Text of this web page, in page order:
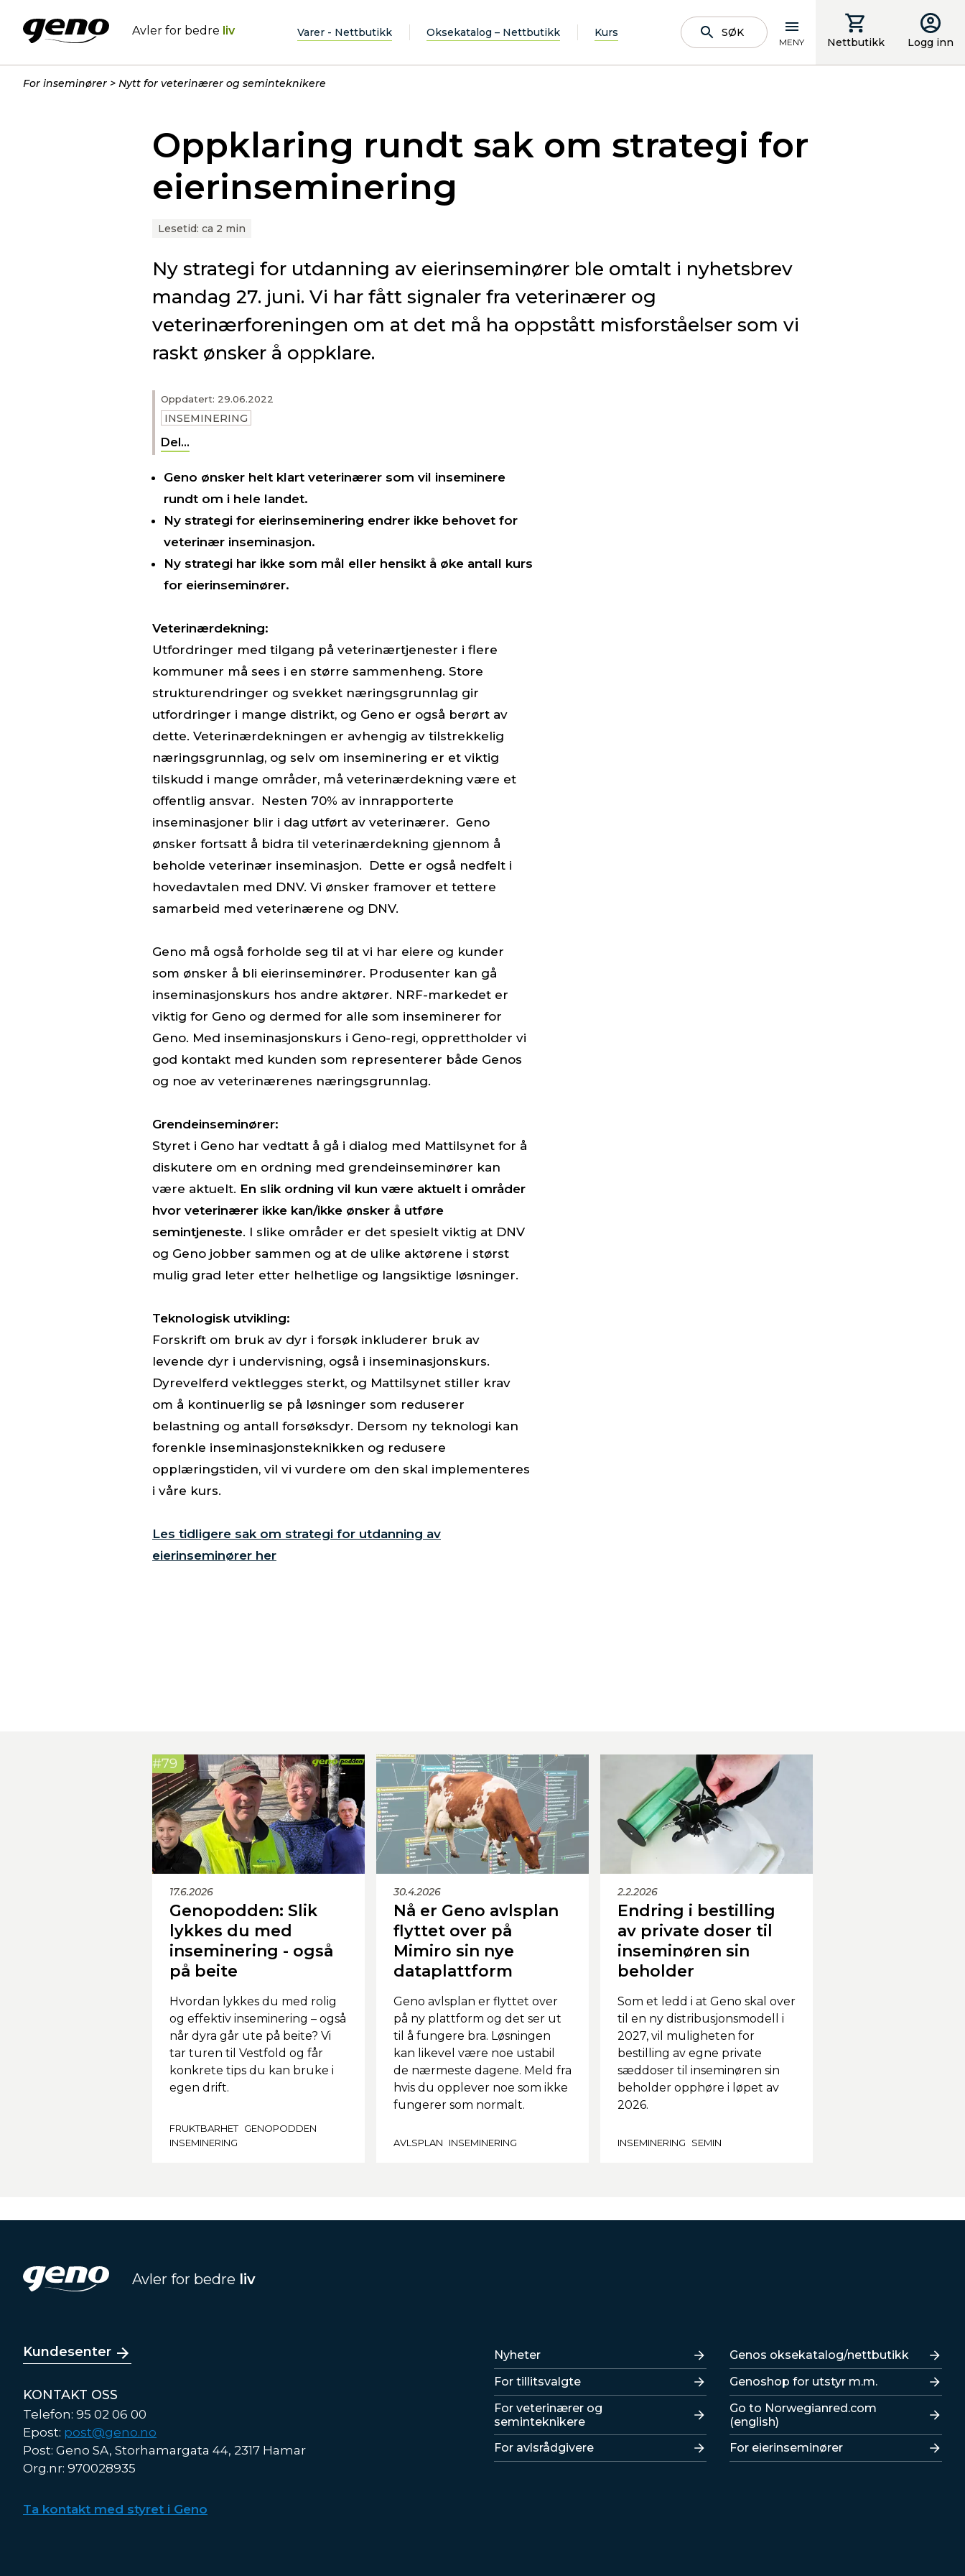
Avler for bedre liv Varer - Nettbutikk Oksekatalog – Nettbutikk Kurs SØK
MENY Nettbutikk Logg inn
For inseminører Nytt for veterinærer og seminteknikere
Oppklaring rundt sak om strategi for
eierinseminering
Lesetid: ca 2 min
Oppdatert: 29.06.2022
INSEMINERING
Del...
Ny strategi for utdanning av eierinseminører ble omtalt i nyhetsbrev
mandag 27. juni. Vi har fått signaler fra veterinærer og
veterinærforeningen om at det må ha oppstått misforståelser som vi
raskt ønsker å oppklare.
Geno ønsker helt klart veterinærer som vil inseminere
rundt om i hele landet.
Ny strategi for eierinseminering endrer ikke behovet for
veterinær inseminasjon.
Ny strategi har ikke som mål eller hensikt å øke antall kurs
for eierinseminører.
Veterinærdekning:
Utfordringer med tilgang på veterinærtjenester i flere
kommuner må sees i en større sammenheng. Store
strukturendringer og svekket næringsgrunnlag gir
utfordringer i mange distrikt, og Geno er også berørt av
dette. Veterinærdekningen er avhengig av tilstrekkelig
næringsgrunnlag, og selv om inseminering er et viktig
tilskudd i mange områder, må veterinærdekning være et
offentlig ansvar. Nesten 70% av innrapporterte
inseminasjoner blir i dag utført av veterinærer. Geno
ønsker fortsatt å bidra til veterinærdekning gjennom å
beholde veterinær inseminasjon. Dette er også nedfelt i
hovedavtalen med DNV. Vi ønsker framover et tettere
samarbeid med veterinærene og DNV.
Geno må også forholde seg til at vi har eiere og kunder
som ønsker å bli eierinseminører. Produsenter kan gå
inseminasjonskurs hos andre aktører. NRF-markedet er
viktig for Geno og dermed for alle som inseminerer for
Geno. Med inseminasjonskurs i Geno-regi, opprettholder vi
god kontakt med kunden som representerer både Genos
og noe av veterinærenes næringsgrunnlag.
Grendeinseminører:
Styret i Geno har vedtatt å gå i dialog med Mattilsynet for å
diskutere om en ordning med grendeinseminører kan
være aktuelt. En slik ordning vil kun være aktuelt i områder
hvor veterinærer ikke kan/ikke ønsker å utføre
semintjeneste. I slike områder er det spesielt viktig at DNV
og Geno jobber sammen og at de ulike aktørene i størst
mulig grad leter etter helhetlige og langsiktige løsninger.
Teknologisk utvikling:
Forskrift om bruk av dyr i forsøk inkluderer bruk av
levende dyr i undervisning, også i inseminasjonskurs.
Dyrevelferd vektlegges sterkt, og Mattilsynet stiller krav
om å kontinuerlig se på løsninger som reduserer
belastning og antall forsøksdyr. Dersom ny teknologi kan
forenkle inseminasjonsteknikken og redusere
opplæringstiden, vil vi vurdere om den skal implementeres
i våre kurs.
Les tidligere sak om strategi for utdanning av
eierinseminører her
17.6.2026
Genopodden: Slik
lykkes du med
inseminering - også
på beite
Hvordan lykkes du med rolig
og effektiv inseminering – også
når dyra går ute på beite? Vi
tar turen til Vestfold og får
konkrete tips du kan bruke i
egen drift.
FRUKTBARHET GENOPODDEN
INSEMINERING
30.4.2026
Nå er Geno avlsplan
flyttet over på
Mimiro sin nye
dataplattform
Geno avlsplan er flyttet over
på ny plattform og det ser ut
til å fungere bra. Løsningen
kan likevel være noe ustabil
de nærmeste dagene. Meld fra
hvis du opplever noe som ikke
fungerer som normalt.
AVLSPLAN INSEMINERING
2.2.2026
Endring i bestilling
av private doser til
inseminøren sin
beholder
Som et ledd i at Geno skal over
til en ny distribusjonsmodell i
2027, vil muligheten for
bestilling av egne private
sæddoser til inseminøren sin
beholder opphøre i løpet av
2026.
INSEMINERING SEMIN
Avler for bedre liv
Kundesenter
KONTAKT OSS
Telefon: 95 02 06 00
Epost: post@geno.no
Post: Geno SA, Storhamargata 44, 2317 Hamar
Org.nr: 970028935
Ta kontakt med styret i Geno
Lenker
Nyheter
For tillitsvalgte
For veterinærer og
seminteknikere
For avlsrådgivere
Lenker
Genos oksekatalog/nettbutikk
Genoshop for utstyr m.m.
Go to Norwegianred.com
(english)
For eierinseminører